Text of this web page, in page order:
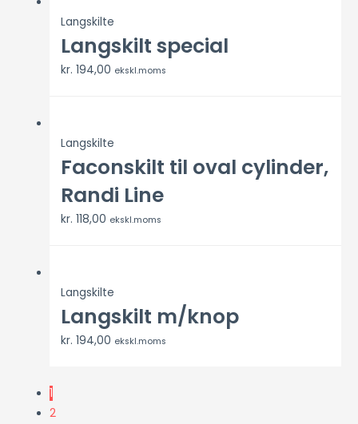
Langskilte
Langskilt special
kr. 194,00 ekskl.moms
Langskilte
Faconskilt til oval cylinder,
Randi Line
kr. 118,00 ekskl.moms
Langskilte
Langskilt m/knop
kr. 194,00 ekskl.moms
1
2